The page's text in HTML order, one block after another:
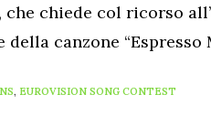
che chiede col ricorso
della canzone
, EUROVISION SONG CONTEST